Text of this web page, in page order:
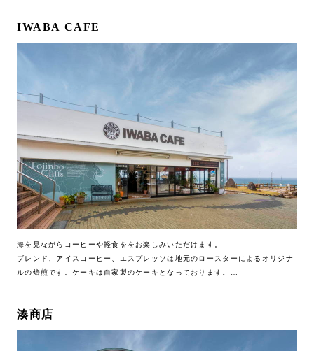
IWABA CAFE
海を見ながらコーヒーや軽食ををお楽しみいただけます。
ブレンド、アイスコーヒー、エスプレッソは地元のロースターによるオリジナ
ルの焙煎です。ケーキは自家製のケーキとなっております。
湊商店